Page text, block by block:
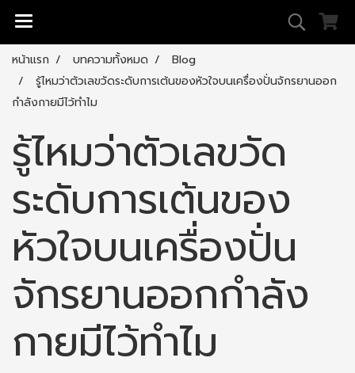
หน้าแรก บทความทั้งหมด
Blog
รู้ไหมว่าตัวเลขวัดระดับการเต้นของหัวใจบนเครื่องปั่นจักรยานออก
กำลังกายมีไว้ทำไม
รู้ไหมว่าตัวเลขวัด
ระดับการเต้นของ
หัวใจบนเครื่องปั่น
จักรยานออกกำลัง
กายมีไว้ทำไม